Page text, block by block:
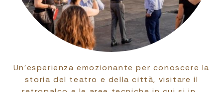
Un’esperienza emozionante per conoscere la
storia del teatro e della città, visitare il